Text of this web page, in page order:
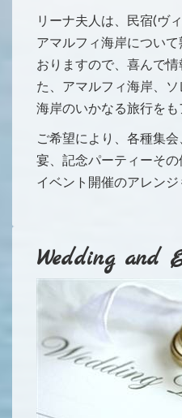
リーナ夫人は、民宿(ヴ
アマルフィ海岸について
おりますので、喜んで
た、アマルフィ海岸、ソ
海岸のいかなる旅行をも
ご希望により、各種集
宴、記念パーティーその
イベント開催のアレンジ
Wedding and